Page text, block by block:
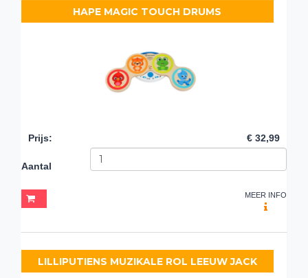
HAPE MAGIC TOUCH DRUMS
Prijs: € 32,99
Aantal
MEER INFO
LILLIPUTIENS MUZIKALE ROL LEEUW JACK